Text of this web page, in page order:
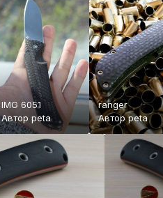
IMG 6051
Автор peta
ranger
Авторpeta